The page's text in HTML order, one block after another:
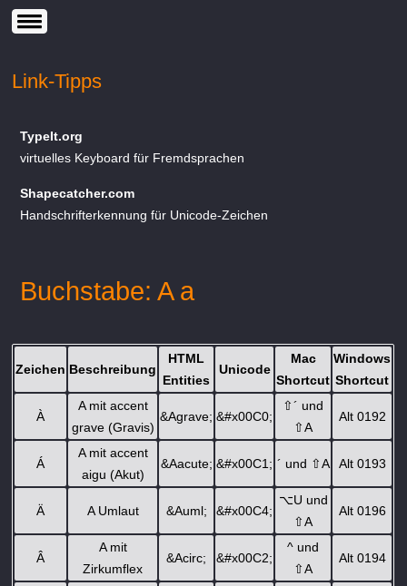
Link-Tipps
TypeIt.org
virtuelles Keyboard für Fremdsprachen
Shapecatcher.com
Handschrifterkennung für Unicode-Zeichen
Buchstabe: A a
Zeichen Beschreibung
HTML
Entities
Unicode
Mac
Shortcut
Windows
Shortcut
À
A mit accent
grave (Gravis)
&Agrave; &#x00C0;
⇧´ und
⇧A
Alt 0192
Á
A mit accent
aigu (Akut)
&Aacute; &#x00C1; ´ und ⇧A Alt 0193
Ä A Umlaut &Auml; &#x00C4;
⌥U und
⇧A
Alt 0196
Â
A mit
Zirkumflex
&Acirc; &#x00C2;
^ und
⇧A
Alt 0194